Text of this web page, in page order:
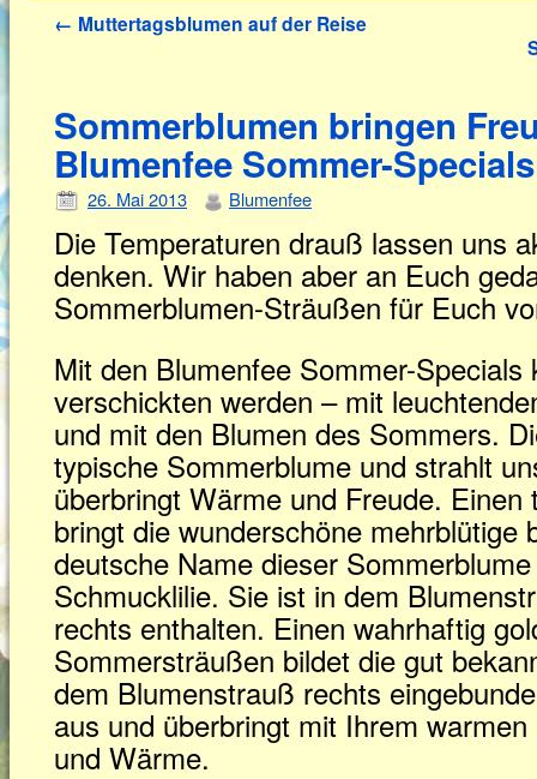
← Muttertagsblumen auf der Reise
Sommerblumen bringen
Blumenfee Sommer-
26. Mai 2013 Blumenfee
Die Temperaturen drauß lassen uns
denken. Wir haben aber an Euch
Sommerblumen-Sträußen für Euch
Mit den Blumenfee Sommer-Specials
verschickten werden – mit
und mit den Blumen des Sommers.
typische Sommerblume und strahlt
überbringt Wärme und Freude. Einen
bringt die wunderschöne mehrblütige
deutsche Name dieser
Schmucklilie. Sie ist in dem
rechts enthalten. Einen wahrhaftig
Sommersträußen bildet die gut
dem Blumenstrauß rechts
aus und überbringt mit Ihrem
und Wärme.